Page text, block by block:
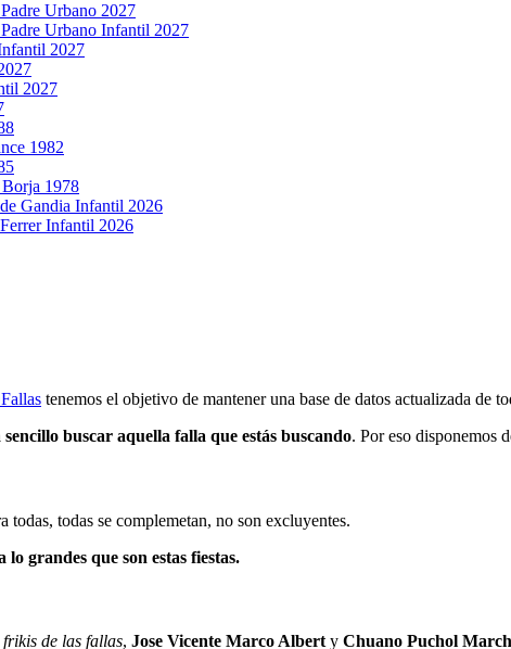
Urbano 2027
Urbano Infantil 2027
2027
2027
1982
Borja 1978
Gandia Infantil 2026
Infantil 2026
tenemos el objetivo de mantener una base de datos actualizada de
sencillo buscar aquella falla que estás buscando. Por eso disponemos
todas, todas se complemetan, no son excluyentes.
grandes que son estas fiestas.
frikis de las fallas, Jose Vicente Marco Albert y Chuano Puchol